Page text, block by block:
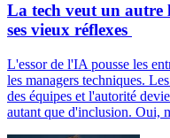
La tech veut un autre
ses vieux réflexes
L'essor de l'IA pousse les
les managers techniques.
des équipes et l'autorité
autant que d'inclusion. Oui,